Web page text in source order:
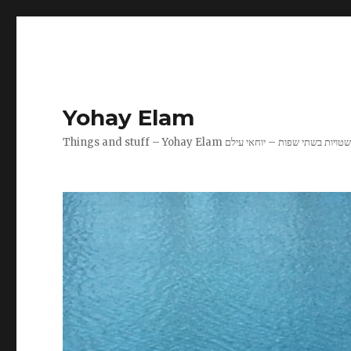
Yohay Elam
Things and stuff – Yohay Elam שטויות בשתי שפות – יוחאי עילם